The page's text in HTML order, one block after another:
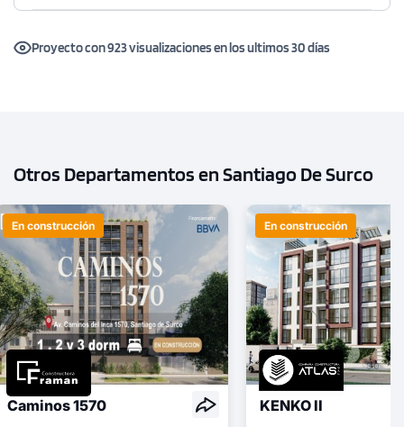
Proyecto con 923 visualizaciones en los ultimos 30 días
Otros Departamentos en Santiago De Surco
En construcción
Caminos 1570
En construcción
KENKO II